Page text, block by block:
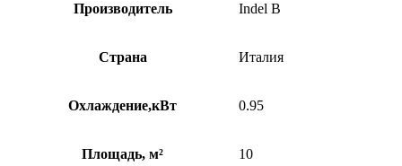
Производитель Indel B
Страна Италия
Охлаждение,кВт 0.95
Площадь, м² 10